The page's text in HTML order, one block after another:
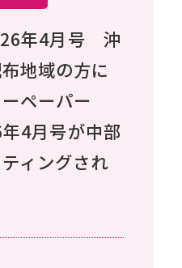
26年4月号 沖
地域の方に
ペーパー
年4月号が中部
ィングされ